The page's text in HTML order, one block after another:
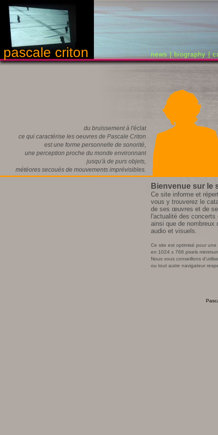
pascale criton news|biography|
Bienvenue sur le
Ce site informe et
vous y trouverez le
de ses œuvres et de
l'actualité des
ainsi que de nombreux
audio et visuels.
Ce site est optimisé pour
en 1024 x 768 pixels
Nous vous conseillons
ou tout autre navigateur
du bruissement à l'éclat
ce qui caractérise les oeuvres de Pascale Criton
est une forme personnelle de sonorité,
une perception proche du monde environnant
jusqu'à de purs objets,
météores secoués de mouvements imprévisibles.